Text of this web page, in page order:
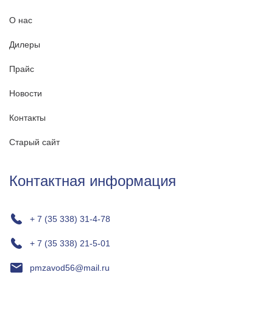
О нас
Дилеры
Прайс
Новости
Контакты
Старый сайт
Контактная информация
+ 7 (35 338) 31-4-78
+ 7 (35 338) 21-5-01
pmzavod56@mail.ru